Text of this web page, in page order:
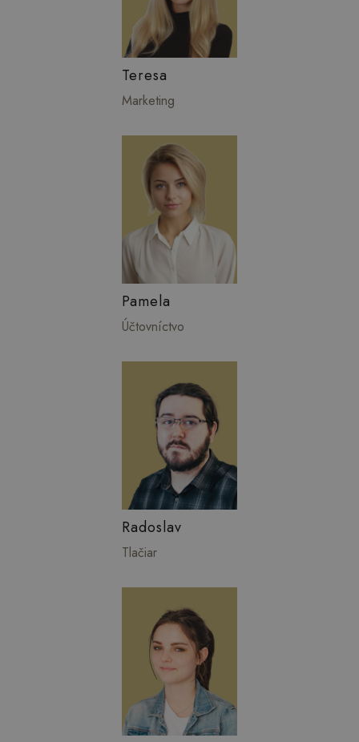
Teresa
Marketing
Pamela
Účtovníctvo
Radoslav
Tlačiar